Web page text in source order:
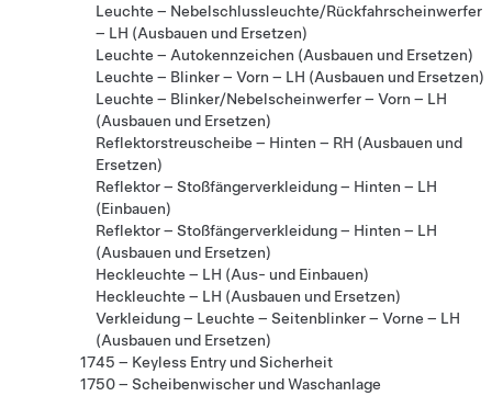
Leuchte – Nebelschlussleuchte/Rückfahrscheinwerfer
– LH (Ausbauen und Ersetzen)
Leuchte – Autokennzeichen (Ausbauen und Ersetzen)
Leuchte – Blinker – Vorn – LH (Ausbauen und Ersetzen)
Leuchte – Blinker/Nebelscheinwerfer – Vorn – LH
(Ausbauen und Ersetzen)
Reflektorstreuscheibe – Hinten – RH (Ausbauen und
Ersetzen)
Reflektor – Stoßfängerverkleidung – Hinten – LH
(Einbauen)
Reflektor – Stoßfängerverkleidung – Hinten – LH
(Ausbauen und Ersetzen)
Heckleuchte – LH (Aus- und Einbauen)
Heckleuchte – LH (Ausbauen und Ersetzen)
Verkleidung – Leuchte – Seitenblinker – Vorne – LH
(Ausbauen und Ersetzen)
1745 – Keyless Entry und Sicherheit
1750 – Scheibenwischer und Waschanlage